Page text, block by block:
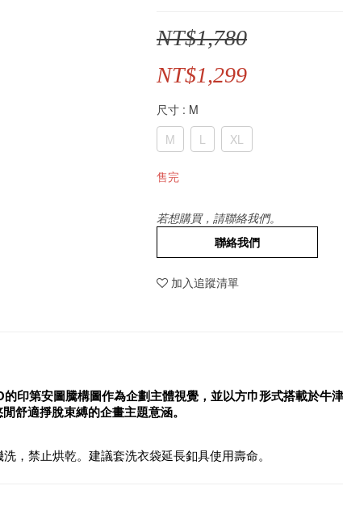
NT$1,780
NT$1,299
尺寸 : M
M
L XL
售完
若想購買，請聯絡我們。
聯絡我們
加入追蹤清單
印第安圖騰構圖作為企劃主體視覺，並以方巾形式搭載於牛
舒適掙脫束縛的企畫主題意涵。
，禁止烘乾。建議套洗衣袋延長釦具使用壽命。